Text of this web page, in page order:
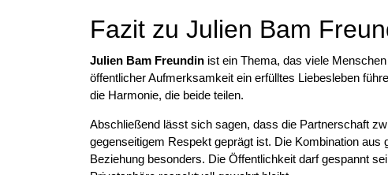
Fazit zu Julien Bam
Julien Bam Freundin ist ein Thema, das viele
öffentlicher Aufmerksamkeit ein erfülltes Liebesleben
die Harmonie, die beide teilen.
Abschließend lässt sich sagen, dass die Partnerschaft
gegenseitigem Respekt geprägt ist. Die Kombination
Beziehung besonders. Die Öffentlichkeit darf gespannt